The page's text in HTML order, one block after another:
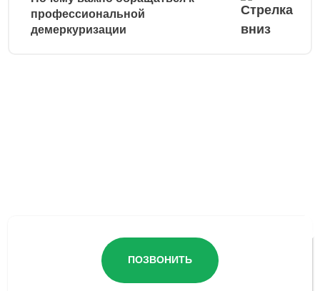
профессиональной
демеркуризации
ПОЗВОНИТЬ